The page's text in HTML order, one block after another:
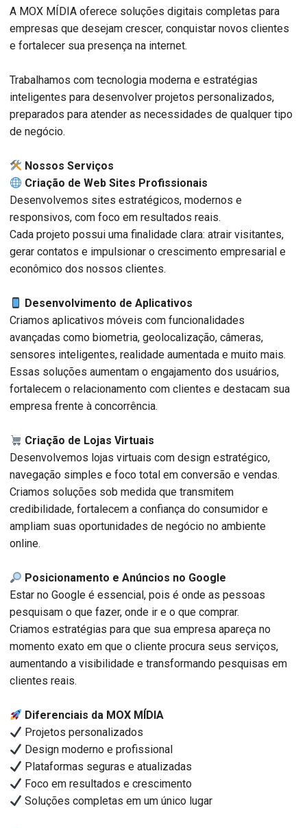
A MOX MÍDIA oferece soluções digitais completas para
empresas que desejam crescer, conquistar novos clientes
e fortalecer sua presença na internet.
Trabalhamos com tecnologia moderna e estratégias
inteligentes para desenvolver projetos personalizados,
preparados para atender as necessidades de qualquer tipo
de negócio.
️ Nossos Serviços
Criação de Web Sites Profissionais
Desenvolvemos sites estratégicos, modernos e
responsivos, com foco em resultados reais.
Cada projeto possui uma finalidade clara: atrair visitantes,
gerar contatos e impulsionar o crescimento empresarial e
econômico dos nossos clientes.
Desenvolvimento de Aplicativos
Criamos aplicativos móveis com funcionalidades
avançadas como biometria, geolocalização, câmeras,
sensores inteligentes, realidade aumentada e muito mais.
Essas soluções aumentam o engajamento dos usuários,
fortalecem o relacionamento com clientes e destacam sua
empresa frente à concorrência.
Criação de Lojas Virtuais
Desenvolvemos lojas virtuais com design estratégico,
navegação simples e foco total em conversão e vendas.
Criamos soluções sob medida que transmitem
credibilidade, fortalecem a confiança do consumidor e
ampliam suas oportunidades de negócio no ambiente
online.
Posicionamento e Anúncios no Google
Estar no Google é essencial, pois é onde as pessoas
pesquisam o que fazer, onde ir e o que comprar.
Criamos estratégias para que sua empresa apareça no
momento exato em que o cliente procura seus serviços,
aumentando a visibilidade e transformando pesquisas em
clientes reais.
Diferenciais da MOX MÍDIA
Projetos personalizados
Design moderno e profissional
Plataformas seguras e atualizadas
Foco em resultados e crescimento
Soluções completas em um único lugar